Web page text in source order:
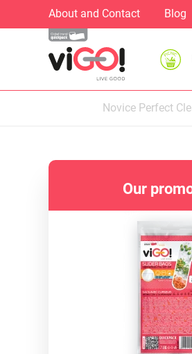
About and Contact Blog
Novice Perfect
Our